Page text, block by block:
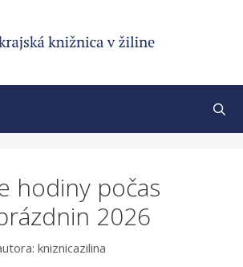
hodiny počas
2026
kniznicazilina